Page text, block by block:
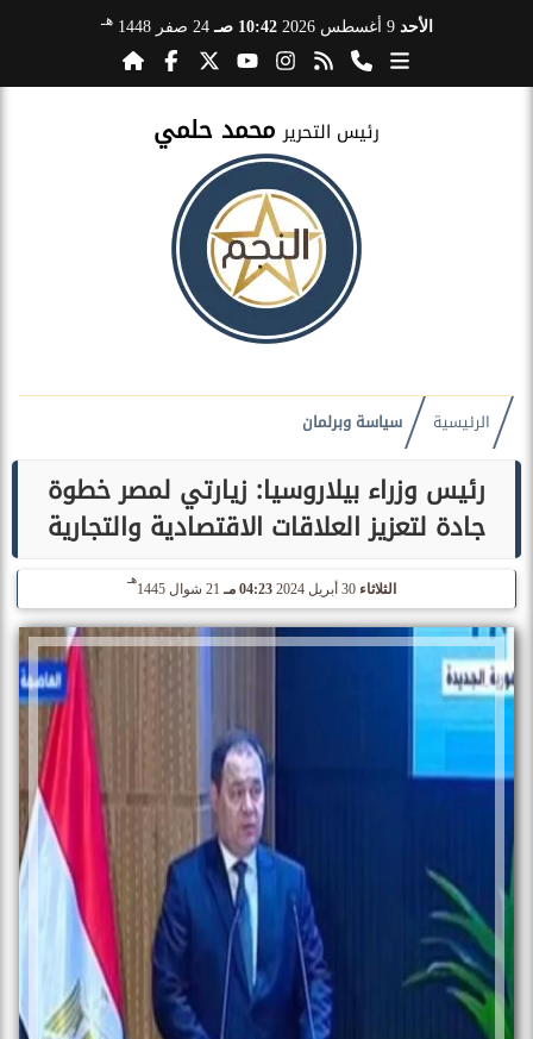
الأحد 9 أغسطس 2026 10:42 صـ 24 صفر 1448 هـ
رئيس التحرير محمد حلمي
الرئيسية سياسة وبرلمان
رئيس وزراء بيلاروسيا: زيارتي لمصر خطوة
جادة لتعزيز العلاقات الاقتصادية والتجارية
الثلاثاء 04:23 مـ 21 شوال 1445
هـ